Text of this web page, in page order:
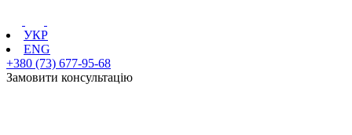
УКР
ENG
+380 (73) 677-95-68
Замовити консультацію